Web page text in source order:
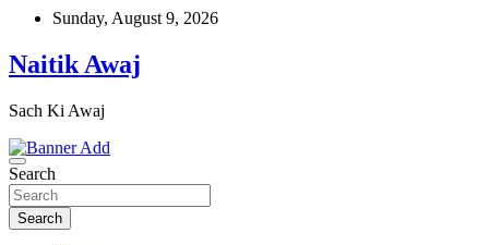
Skip
content
Sunday, August 9, 2026
Naitik Awaj
Sach Ki Awaj
Search
Search